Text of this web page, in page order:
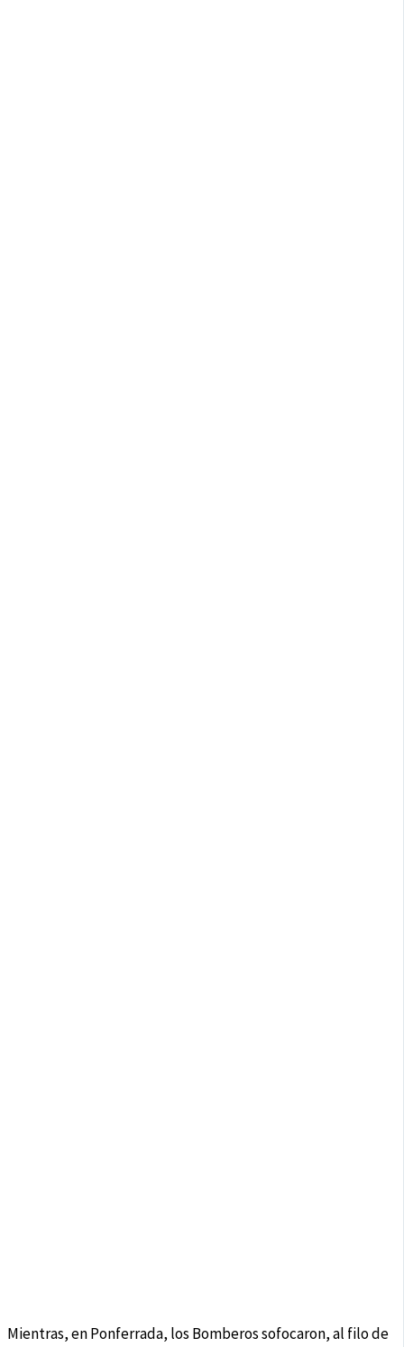
Mientras, en Ponferrada, los Bomberos sofocaron, al filo de